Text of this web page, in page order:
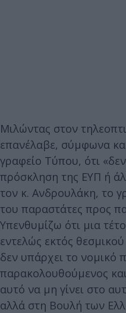
Μιλώντας στον
επανέλαβε, σύμφωνα
γραφείο Τύπου, ότι
πρόσκληση της ΕΥΠ ή
τον κ. Ανδρουλάκη, το
του παραστάτες προς
Υπενθυμίζω ότι μια
εντελώς εκτός
δεν υπάρχει το νομικό
παρακολουθούμενος
αυτό να μη γίνει στο
αλλά στη Βουλή των